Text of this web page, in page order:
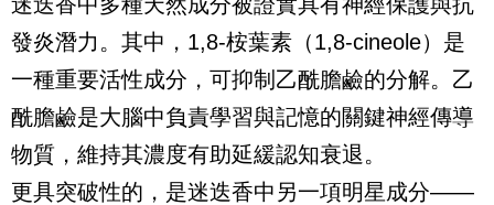
發炎潛力。其中，1,8-桉葉素（1,8-cineole）是
一種重要活性成分，可抑制乙酰膽鹼的分解。乙
酰膽鹼是大腦中負責學習與記憶的關鍵神經傳導
物質，維持其濃度有助延緩認知衰退。
更具突破性的，是迷迭香中另一項明星成分——